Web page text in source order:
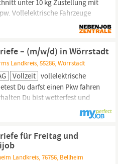
unter 10 kg Zustellung mit
Vollelektrische Fahrzeuge
einen Pkw fahren Du kannst
wetterfest und kannst gut
dich rein Werde
– (m/w/d) in Wörrstadt
Landkreis, 55286, Wörrstadt
Vollzeit vollelektrische
Du darfst einen Pkw fahren
Du bist wetterfest und
und hängst dich rein
DHL Als Postbote bringst du
für Freitag und
Landkreis, 76756, Bellheim